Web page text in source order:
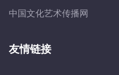
中国文化艺术传播网
友情链接